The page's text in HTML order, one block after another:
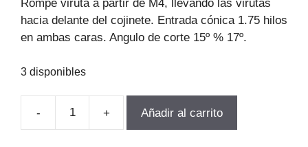
Rompe viruta a partir de M4, llevando las virutas
hacia delante del cojinete. Entrada cónica 1.75 hilos
en ambas caras. Angulo de corte 15º % 17º.
3 disponibles
-
TERRAJA
+ Añadir al carrito